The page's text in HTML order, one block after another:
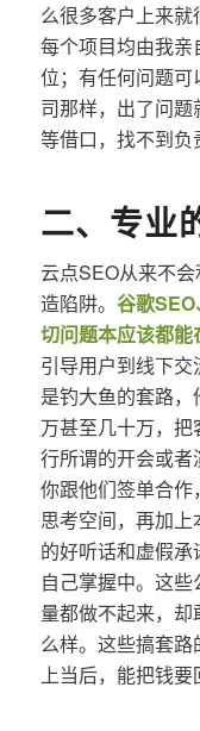
么很多客户上来就
每个项目均由我
位；有任何问题
司那样，出了问
等借口，找不到负
二、专业
云点SEO从来不会
造陷阱。 谷歌
切问题本应该都能
引导用户到线下
是钓大鱼的套路
万甚至几十万，
行所谓的开会或
你跟他们签单合
思考空间，再加
的好听话和虚假
自己掌握中。这
量都做不起来，
么样。这些搞套
上当后，能把钱要